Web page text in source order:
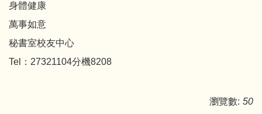
身體健康
萬事如意
秘書室校友中心
Tel：27321104分機8208
瀏覽數: 50